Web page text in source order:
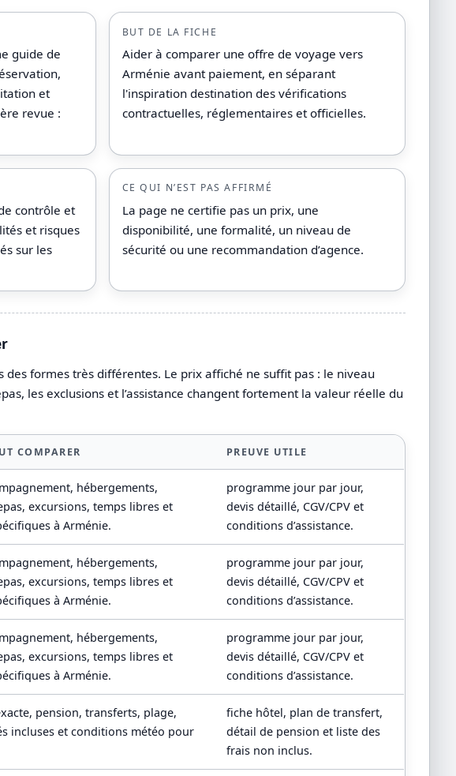
guide de
et
revue :
BUT DE LA FICHE
Aider à comparer une offre de voyage vers
Arménie avant paiement, en séparant
l'inspiration destination des vérifications
contractuelles, réglementaires et officielles.
contrôle et
et risques
sur les
CE QUI N’EST PAS AFFIRMÉ
La page ne certifie pas un prix, une
disponibilité, une formalité, un niveau de
sécurité ou une recommandation d’agence.
des formes très différentes. Le prix affiché ne suffit pas : le niveau
les exclusions et l’assistance changent fortement la valeur réelle du
COMPARER PREUVE UTILE
hébergements,
excursions, temps libres et
à Arménie.
programme jour par jour,
devis détaillé, CGV/CPV et
conditions d’assistance.
hébergements,
excursions, temps libres et
à Arménie.
programme jour par jour,
devis détaillé, CGV/CPV et
conditions d’assistance.
hébergements,
excursions, temps libres et
à Arménie.
programme jour par jour,
devis détaillé, CGV/CPV et
conditions d’assistance.
pension, transferts, plage,
incluses et conditions météo pour
fiche hôtel, plan de transfert,
détail de pension et liste des
frais non inclus.